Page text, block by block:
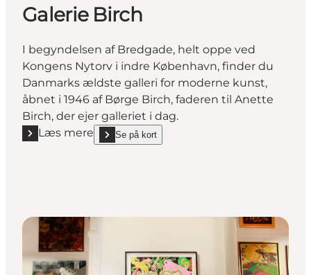
Galerie Birch
I begyndelsen af Bredgade, helt oppe ved
Kongens Nytorv i indre København, finder du
Danmarks ældste galleri for moderne kunst,
åbnet i 1946 af Børge Birch, faderen til Anette
Birch, der ejer galleriet i dag.
Læs mere
Læs mere "Galerie Birch"
Se på kort
show Galerie Birch on_map